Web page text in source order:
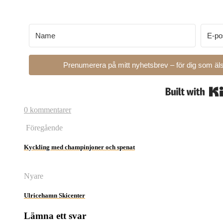
Prenumerera på mitt nyhetsbrev – för dig som
0 kommentarer
Föregående
Kyckling med champinjoner och spenat
Nyare
Ulricehamn Skicenter
Lämna ett svar